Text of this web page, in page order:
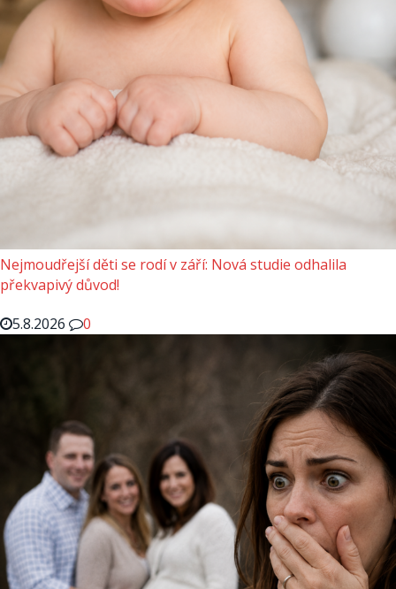
Nejmoudřejší děti se rodí v září: Nová studie odhalila
překvapivý důvod!
5.8.2026
0